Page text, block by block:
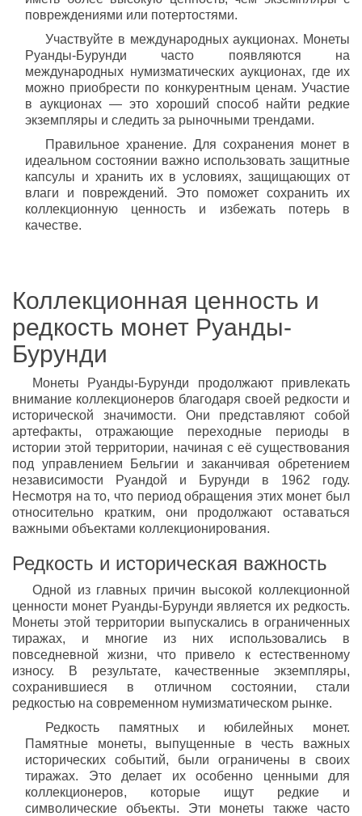
повреждениями или потертостями.
Участвуйте в международных аукционах. Монеты
Руанды-Бурунди часто появляются на
международных нумизматических аукционах, где их
можно приобрести по конкурентным ценам. Участие
в аукционах — это хороший способ найти редкие
экземпляры и следить за рыночными трендами.
Правильное хранение. Для сохранения монет в
идеальном состоянии важно использовать защитные
капсулы и хранить их в условиях, защищающих от
влаги и повреждений. Это поможет сохранить их
коллекционную ценность и избежать потерь в
качестве.
Коллекционная ценность и
редкость монет Руанды-
Бурунди
Монеты Руанды-Бурунди продолжают привлекать
внимание коллекционеров благодаря своей редкости и
исторической значимости. Они представляют собой
артефакты, отражающие переходные периоды в
истории этой территории, начиная с её существования
под управлением Бельгии и заканчивая обретением
независимости Руандой и Бурунди в 1962 году.
Несмотря на то, что период обращения этих монет был
относительно кратким, они продолжают оставаться
важными объектами коллекционирования.
Редкость и историческая важность
Одной из главных причин высокой коллекционной
ценности монет Руанды-Бурунди является их редкость.
Монеты этой территории выпускались в ограниченных
тиражах, и многие из них использовались в
повседневной жизни, что привело к естественному
износу. В результате, качественные экземпляры,
сохранившиеся в отличном состоянии, стали
редкостью на современном нумизматическом рынке.
Редкость памятных и юбилейных монет.
Памятные монеты, выпущенные в честь важных
исторических событий, были ограничены в своих
тиражах. Это делает их особенно ценными для
коллекционеров, которые ищут редкие и
символические объекты. Эти монеты также часто